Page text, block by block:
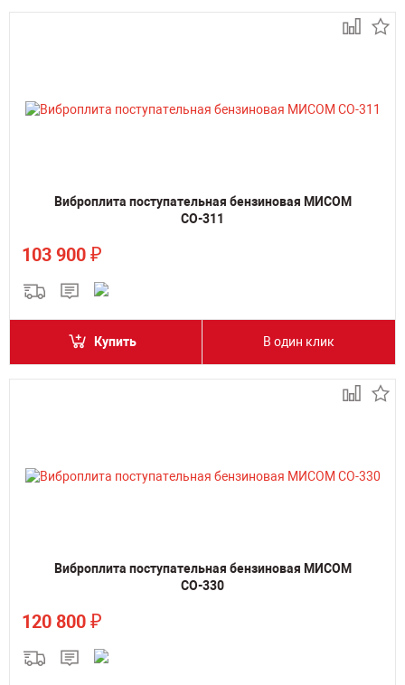
Виброплита поступательная бензиновая МИСОМ
СО-311
103 900 ₽
Купить В один клик
Виброплита поступательная бензиновая МИСОМ
СО-330
120 800 ₽